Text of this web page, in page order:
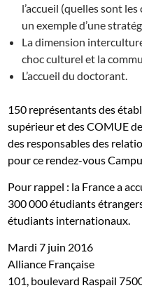
l’accueil (quelles sont
un exemple d’une
La dimension
choc culturel et la
L’accueil du doctorant.
150 représentants des
supérieur et des COMUE
des responsables des
pour ce rendez-vous
Pour rappel : la France a
300 000 étudiants
étudiants internationaux.
Mardi 7 juin 2016
Alliance Française
101, boulevard Raspail